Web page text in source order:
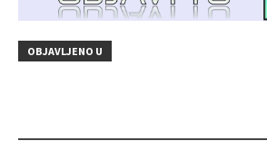
OBJAVLJENO U